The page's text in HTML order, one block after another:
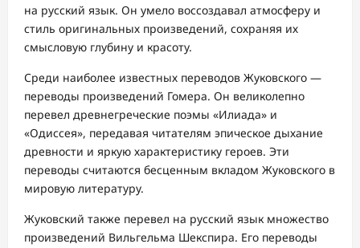
на русский язык. Он умело воссоздавал атмосферу и
стиль оригинальных произведений, сохраняя их
смысловую глубину и красоту.
Среди наиболее известных переводов Жуковского —
переводы произведений Гомера. Он великолепно
перевел древнегреческие поэмы «Илиада» и
«Одиссея», передавая читателям эпическое дыхание
древности и яркую характеристику героев. Эти
переводы считаются бесценным вкладом Жуковского в
мировую литературу.
Жуковский также перевел на русский язык множество
произведений Вильгельма Шекспира. Его переводы